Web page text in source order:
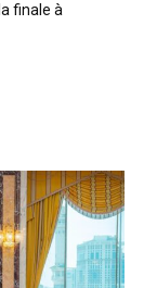
finale à